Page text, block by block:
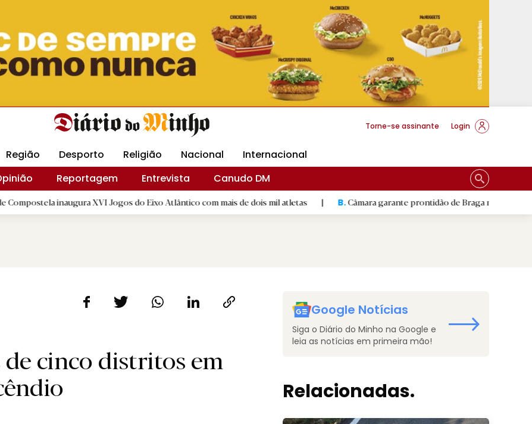
Minha Gráfica DM Livraria DM Arquidiocese Braga
Torne-se assinante Login
Região Desporto Religião Nacional
Internacional
Reportagem Entrevista
Canudo DM
inaugura XVI Jogos do Eixo Atlântico com mais de dois mil atletas | B.Câmara garante prontidão de Braga no resgate animal
cinco distritos em
Google Notícias
Siga o Diário do Minho na Google e
leia as notícias em primeira mão!
Relacionadas.